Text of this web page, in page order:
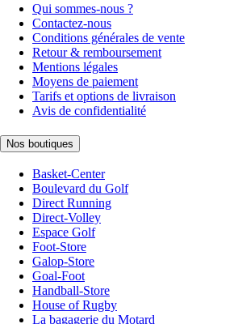
Qui sommes-nous ?
Contactez-nous
Conditions générales de vente
Retour & remboursement
Mentions légales
Moyens de paiement
Tarifs et options de livraison
Avis de confidentialité
Nos boutiques
Basket-Center
Boulevard du Golf
Direct Running
Direct-Volley
Espace Golf
Foot-Store
Galop-Store
Goal-Foot
Handball-Store
House of Rugby
La bagagerie du Motard